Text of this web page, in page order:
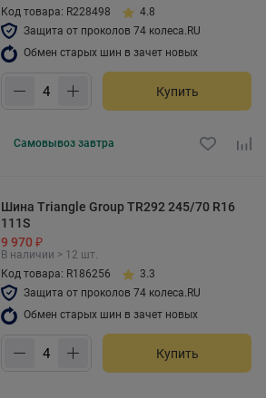
Код товара: R228498
4.8
Защита от проколов 74 колеса.RU
Обмен старых шин в зачет новых
Купить
Самовывоз завтра
Шина Triangle Group TR292 245/70 R16
111S
9 970 ₽
В наличии > 12 шт.
Код товара: R186256
3.3
Защита от проколов 74 колеса.RU
Обмен старых шин в зачет новых
Купить